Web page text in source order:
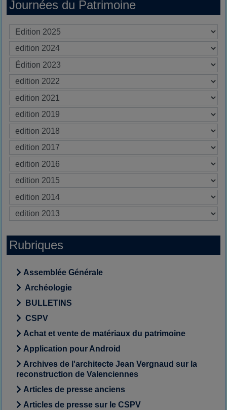
Journées du Patrimoine
Rubriques
Assemblée Générale
Archéologie
BULLETINS
CSPV
Achat et vente de matériaux du patrimoine
Application pour Android
Archives de l'architecte Jean Vergnaud sur la
reconstruction de Valenciennes
Articles de presse anciens
Articles de presse sur le CSPV